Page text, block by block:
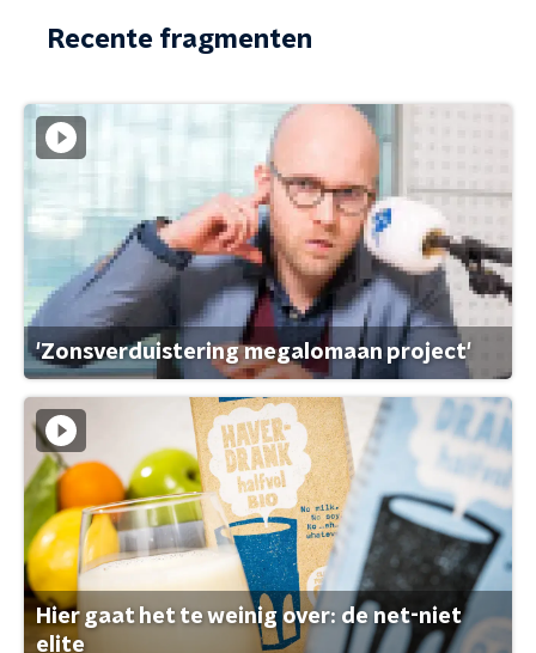
Recente fragmenten
'Zonsverduistering megalomaan project'
Hier gaat het te weinig over: de net-niet
elite